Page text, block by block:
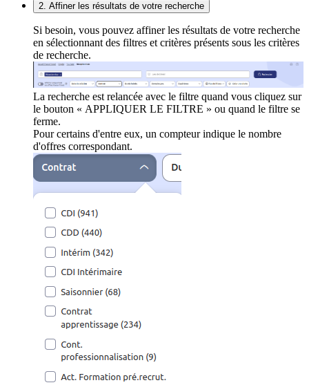
2. Affiner les résultats de votre recherche
Si besoin, vous pouvez affiner les résultats de votre recherche
en sélectionnant des filtres et critères présents sous les critères
de recherche.
La recherche est relancée avec le filtre quand vous cliquez sur
le bouton « APPLIQUER LE FILTRE » ou quand le filtre se
ferme.
Pour certains d'entre eux, un compteur indique le nombre
d'offres correspondant.